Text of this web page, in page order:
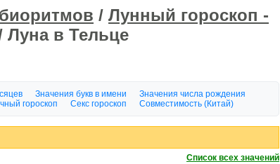
/ Лунный гороскоп -
Луна в Тельце
Значения букв в имени
Значения числа рождения
гороскоп Секс гороскоп Совместимость (Китай)
Список всех значений